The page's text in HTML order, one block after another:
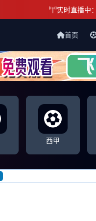
实时直播中
首页
西甲